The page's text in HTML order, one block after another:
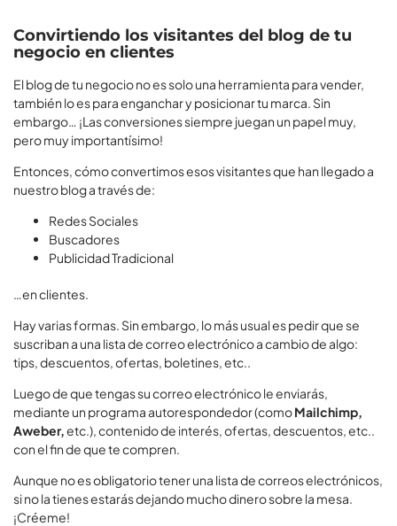
Convirtiendo los visitantes del blog de tu
negocio en clientes
El blog de tu negocio no es solo una herramienta para vender,
también lo es para enganchar y posicionar tu marca. Sin
embargo… ¡Las conversiones siempre juegan un papel muy,
pero muy importantísimo!
Entonces, cómo convertimos esos visitantes que han llegado a
nuestro blog a través de:
Redes Sociales
Buscadores
Publicidad Tradicional
…en clientes.
Hay varias formas. Sin embargo, lo más usual es pedir que se
suscriban a una lista de correo electrónico a cambio de algo:
tips, descuentos, ofertas, boletines, etc..
Luego de que tengas su correo electrónico le enviarás,
mediante un programa autorespondedor (comoMailchimp,
Aweber,etc.), contenido de interés, ofertas, descuentos, etc..
con el fin de que te compren.
Aunque no es obligatorio tener una lista de correos electrónicos,
si no la tienes estarás dejando mucho dinero sobre la mesa.
¡Créeme!